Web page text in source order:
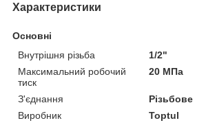
Характеристики
Основні
Внутрішня різьба
1/2"
Максимальний робочий
тиск
20 МПа
З'єднання
Різьбове
Виробник
Toptul